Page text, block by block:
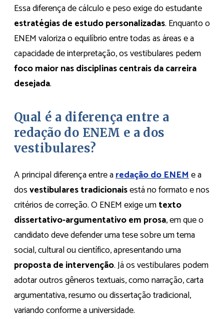
Essa diferença de cálculo e peso exige do estudante
estratégias de estudo personalizadas. Enquanto o
ENEM valoriza o equilíbrio entre todas as áreas e a
capacidade de interpretação, os vestibulares pedem
foco maior nas disciplinas centrais da carreira
desejada.
Qual é a diferença entre a
redação do ENEM e a dos
vestibulares?
A principal diferença entre aredação do ENEMe a
dosvestibulares tradicionaisestá no formato e nos
critérios de correção. O ENEM exige umtexto
dissertativo-argumentativo em prosa, em que o
candidato deve defender uma tese sobre um tema
social, cultural ou científico, apresentando uma
proposta de intervenção. Já os vestibulares podem
adotar outros gêneros textuais, como narração, carta
argumentativa, resumo ou dissertação tradicional,
variando conforme a universidade.